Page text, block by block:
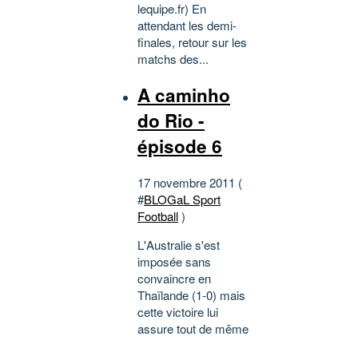
lequipe.fr) En
attendant les demi-
finales, retour sur les
matchs des...
A caminho
do Rio -
épisode 6
17 novembre 2011 (
#BLOGaL Sport
Football)
L'Australie s'est
imposée sans
convaincre en
Thaïlande (1-0) mais
cette victoire lui
assure tout de même